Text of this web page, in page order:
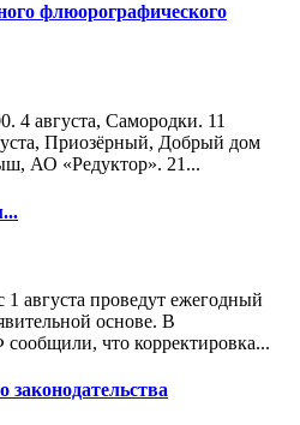
флюорографического
4 августа, Самородки. 11
Приозёрный, Добрый дом
АО «Редуктор». 21...
августа проведут ежегодный
основе. В
что корректировка...